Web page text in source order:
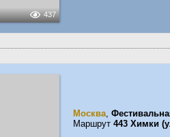
437
Москва,
Маршрут 443 Химки